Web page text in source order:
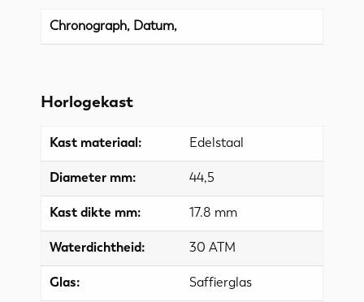
Chronograph, Datum,
Horlogekast
Kast materiaal: Edelstaal
Diameter mm: 44,5
Kast dikte mm: 17.8 mm
Waterdichtheid: 30 ATM
Glas: Saffierglas